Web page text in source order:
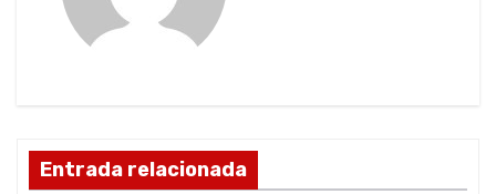
n
Entrada relacionada